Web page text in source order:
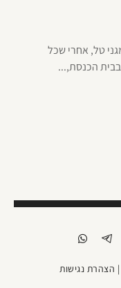
טל, אחרי שכל
הכנסת,...
הצהרת נגישות